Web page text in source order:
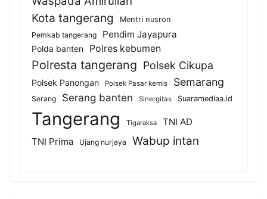
Kota tangerang
Mentri nusron
Pemkab tangerang
Pendim Jayapura
Polda banten Polres kebumen
Polresta tangerang Polsek Cikupa
Polsek Panongan Polsek Pasar kemis Semarang
Serang Serang banten Sinergitas Suaramediaa.id
Tangerang Tigaraksa
TNI AD
TNI Prima
Ujang nurjaya Wabup intan